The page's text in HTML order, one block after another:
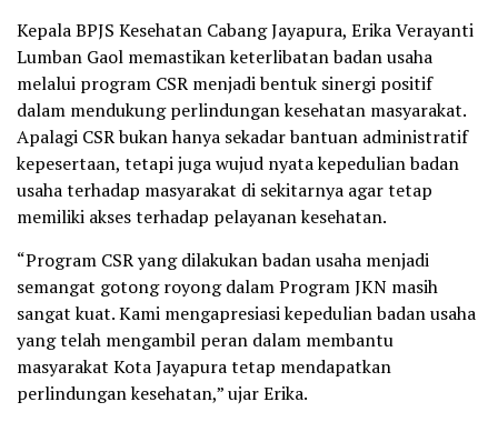
Kepala BPJS Kesehatan Cabang Jayapura, Erika Verayanti
Lumban Gaol memastikan keterlibatan badan usaha
melalui program CSR menjadi bentuk sinergi positif
dalam mendukung perlindungan kesehatan masyarakat.
Apalagi CSR bukan hanya sekadar bantuan administratif
kepesertaan, tetapi juga wujud nyata kepedulian badan
usaha terhadap masyarakat di sekitarnya agar tetap
memiliki akses terhadap pelayanan kesehatan.
“Program CSR yang dilakukan badan usaha menjadi
semangat gotong royong dalam Program JKN masih
sangat kuat. Kami mengapresiasi kepedulian badan usaha
yang telah mengambil peran dalam membantu
masyarakat Kota Jayapura tetap mendapatkan
perlindungan kesehatan,” ujar Erika.